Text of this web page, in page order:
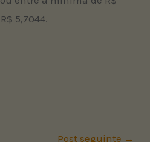
5,7044.
Post seguinte →